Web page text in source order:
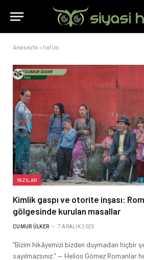
Anasayfa » hafıza
YAZILAR
Kimlik gaspı ve otorite inşası:
gölgesinde kurulan masallar
CUMUR ÜLKER 7 ARALIK 2025
“Bizim hikâyemizi bizden duymadan hiçbir
sayılmazsınız.” — Helios Gómez Romanlar